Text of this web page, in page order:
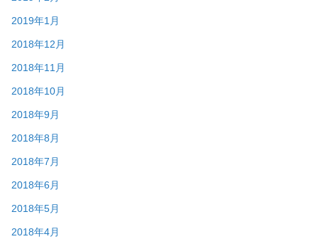
2019年1月
2018年12月
2018年11月
2018年10月
2018年9月
2018年8月
2018年7月
2018年6月
2018年5月
2018年4月